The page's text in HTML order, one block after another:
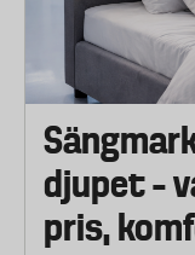
djupet –
pris,